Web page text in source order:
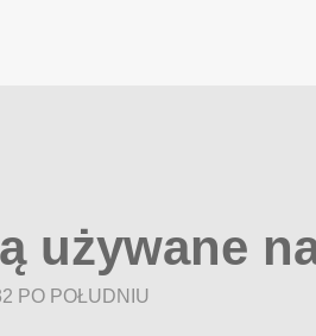
używane
PO POŁUDNIU